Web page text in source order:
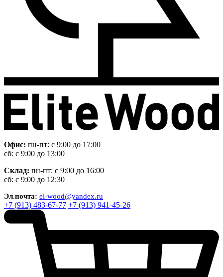
Офис: пн-пт: с 9:00 до 17:00
сб: с 9:00 до 13:00
Склад: пн-пт: с 9:00 до 16:00
сб: с 9:00 до 12:30
Эл.почта: el-wood@yandex.ru
+7 (913) 483-67-77 +7 (913) 941-45-26